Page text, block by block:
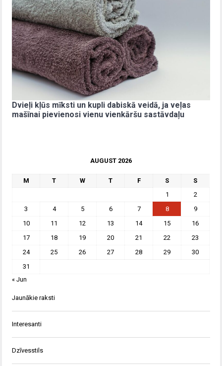
Dvieļi kļūs mīksti un kupli dabiskā veidā, ja veļas
mašīnai pievienosi vienu vienkāršu sastāvdaļu
AUGUST 2026
M T W T F S
S
1
2
3
4 5 6 7 8
9
10
11 12 13 14 15
16
17
18 19 20 21 22
23
24
25 26 27 28 29
30
31
« Jun
Jaunākie raksti
Interesanti
Dzīvesstils